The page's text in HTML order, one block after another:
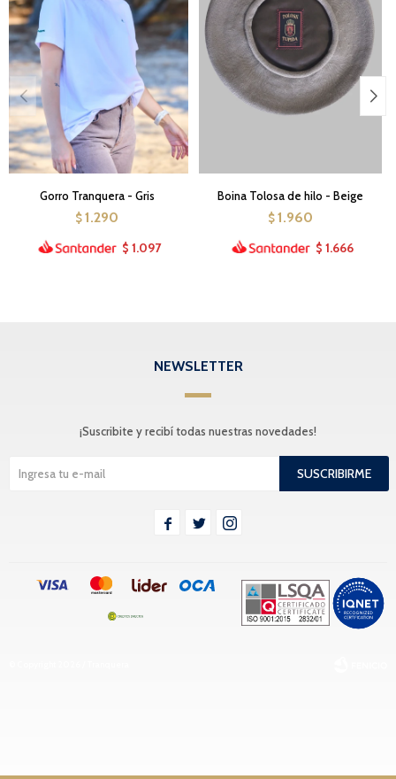
Gorro Tranquera - Gris
$ 1.290
$ 1.097
Boina Tolosa de hilo - Beige
$ 1.960
$ 1.666
NEWSLETTER
¡Suscribite y recibí todas nuestras novedades!
SUSCRIBIRME
  